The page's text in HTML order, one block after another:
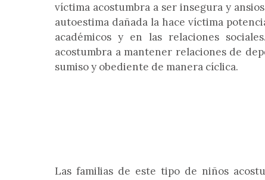
víctima acostumbra a ser insegura y
autoestima dañada la hace víctima
académicos y en las relaciones
acostumbra a mantener relaciones de
sumiso y obediente de manera cíclica.
Las familias de este tipo de niños